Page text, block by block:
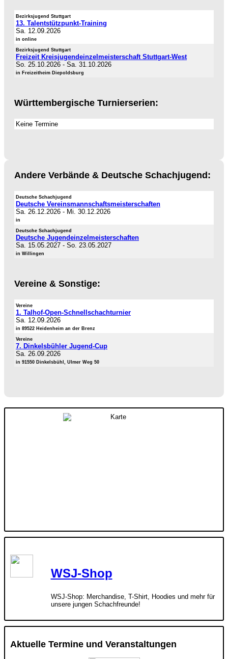
Bezirksjugend Stuttgart
13. Talentstützpunkt-Training
Sa. 12.09.2026
in online
Bezirksjugend Stuttgart
Freizeit Kreisjugendeinzelmeisterschaft Stuttgart-West
So. 25.10.2026 - Sa. 31.10.2026
in Freizeitheim Diepoldsburg
Württembergische Turnierserien:
Keine Termine
Andere Verbände & Deutsche Schachjugend:
Deutsche Schachjugend
Deutsche Vereinsmannschaftsmeisterschaften
Sa. 26.12.2026 - Mi. 30.12.2026
in
Deutsche Schachjugend
Deutsche Jugendeinzelmeisterschaften
Sa. 15.05.2027 - So. 23.05.2027
in Willingen
Vereine & Sonstige:
Vereine
1. Talhof-Open-Schnellschachturnier
Sa. 12.09.2026
in 89522 Heidenheim an der Brenz
Vereine
7. Dinkelsbühler Jugend-Cup
Sa. 26.09.2026
in 91550 Dinkelsbühl, Ulmer Weg 50
WSJ-Shop
WSJ-Shop: Merchandise, T-Shirt, Hoodies und mehr für
unsere jungen Schachfreunde!
Aktuelle Termine und Veranstaltungen